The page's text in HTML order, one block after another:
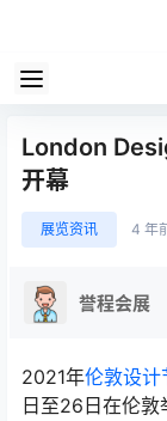
London
开幕
展览资讯 4 年
誉程会展
2021年伦敦设计
日至26日在伦